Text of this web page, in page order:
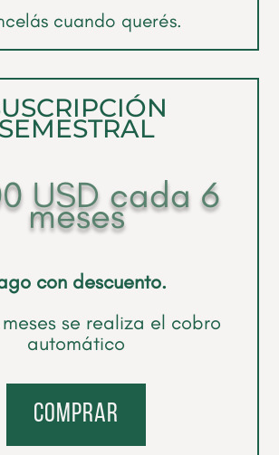
cuando querés.
SEMESTRAL
USD cada 6
meses
con descuento.
se realiza el cobro
automático
comprar